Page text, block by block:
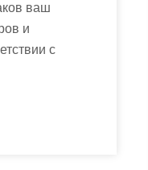
ваш
и
с